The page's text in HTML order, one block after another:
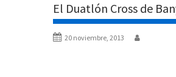
El Duatlón Cross de
20 noviembre, 2013